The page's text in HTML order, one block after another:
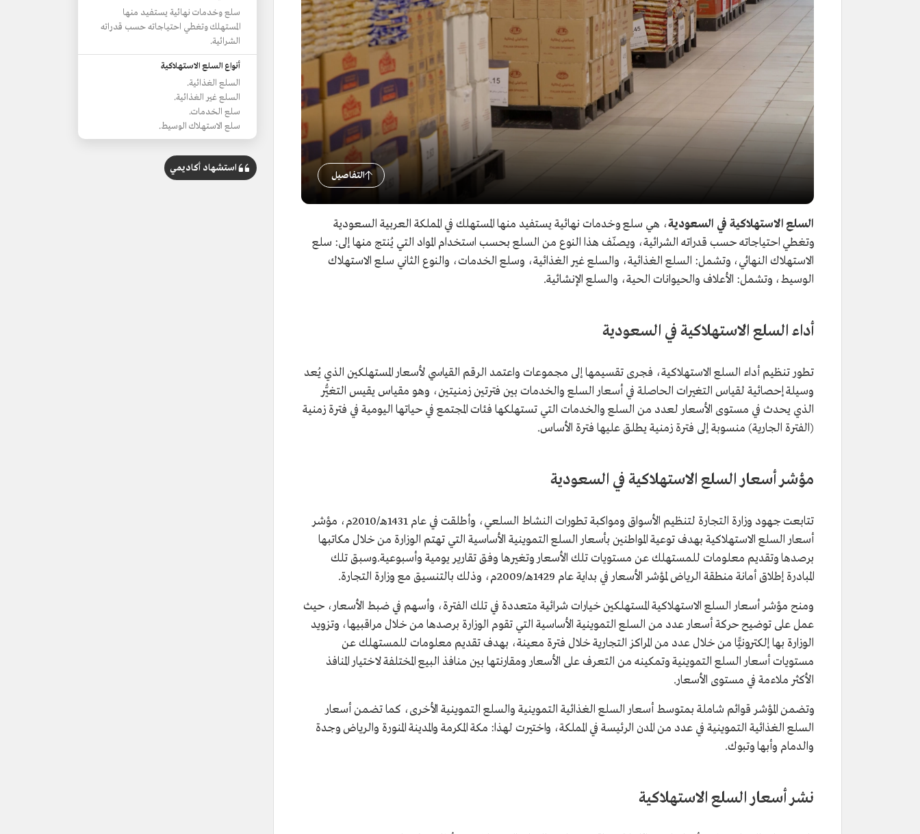
التفاصيل
السلع الاستهلاكية في السعودية، هي سلع وخدمات نهائية يستفيد منها المستهلك في المملكة العربية السعودية
وتغطي احتياجاته حسب قدراته الشرائية، ويصنّف هذا النوع من السلع بحسب استخدام المواد التي يُنتج منها إلى: سلع
الاستهلاك النهائي، وتشمل: السلع الغذائية، والسلع غير الغذائية، وسلع الخدمات، والنوع الثاني سلع الاستهلاك
الوسيط، وتشمل: الأعلاف والحيوانات الحية، والسلع الإنشائية.
أداء السلع الاستهلاكية في السعودية
تطور تنظيم أداء السلع الاستهلاكية، فجرى تقسيمها إلى مجموعات واعتمد الرقم القياسي لأسعار المستهلكين الذي يُعد
وسيلة إحصائية لقياس التغيرات الحاصلة في أسعار السلع والخدمات بين فترتين زمنيتين، وهو مقياس يقيس التغيُّر
الذي يحدث في مستوى الأسعار لعدد من السلع والخدمات التي تستهلكها فئات المجتمع في حياتها اليومية في فترة زمنية
(الفترة الجارية) منسوبة إلى فترة زمنية يطلق عليها فترة الأساس.
مؤشر أسعار السلع الاستهلاكية في السعودية
تتابعت جهود وزارة التجارة لتنظيم الأسواق ومواكبة تطورات النشاط السلعي، وأطلقت في عام 1431هـ/2010م، مؤشر
أسعار السلع الاستهلاكية بهدف توعية المواطنين بأسعار السلع التموينية الأساسية التي تهتم الوزارة من خلال مكاتبها
برصدها وتقديم معلومات للمستهلك عن مستويات تلك الأسعار وتغيرها وفق تقارير يومية وأسبوعية.وسبق تلك
المبادرة إطلاق أمانة منطقة الرياض لمؤشر الأسعار في بداية عام 1429هـ/2009م، وذلك بالتنسيق مع وزارة التجارة.
ومنح مؤشر أسعار السلع الاستهلاكية المستهلكين خيارات شرائية متعددة في تلك الفترة، وأسهم في ضبط الأسعار، حيث
عمل على توضيح حركة أسعار عدد من السلع التموينية الأساسية التي تقوم الوزارة برصدها من خلال مراقبيها، وتزويد
الوزارة بها إلكترونيًّا من خلال عدد من المراكز التجارية خلال فترة معينة، بهدف تقديم معلومات للمستهلك عن
مستويات أسعار السلع التموينية وتمكينه من التعرف على الأسعار ومقارنتها بين منافذ البيع المختلفة لاختيار المنافذ
الأكثر ملاءمة في مستوى الأسعار.
وتضمن المؤشر قوائم شاملة بمتوسط أسعار السلع الغذائية التموينية والسلع التموينية الأخرى، كما تضمن أسعار
السلع الغذائية التموينية في عدد من المدن الرئيسة في المملكة، واختيرت لهذا: مكة المكرمة والمدينة المنورة والرياض وجدة
والدمام وأبها وتبوك.
نشر أسعار السلع الاستهلاكية
سلع وخدمات نهائية يستفيد منها
المستهلك وتغطي احتياجاته حسب قدراته
الشرائية.
أنواع السلع الاستهلاكية
السلع الغذائية.
السلع غير الغذائية.
سلع الخدمات.
سلع الاستهلاك الوسيط.
استشهاد أكاديمي